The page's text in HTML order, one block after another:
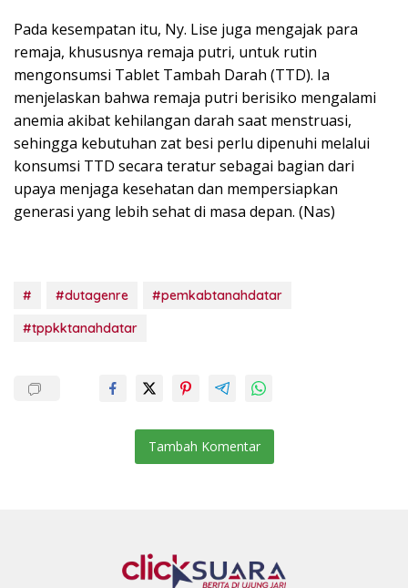
Pada kesempatan itu, Ny. Lise juga mengajak para
remaja, khususnya remaja putri, untuk rutin
mengonsumsi Tablet Tambah Darah (TTD). Ia
menjelaskan bahwa remaja putri berisiko mengalami
anemia akibat kehilangan darah saat menstruasi,
sehingga kebutuhan zat besi perlu dipenuhi melalui
konsumsi TTD secara teratur sebagai bagian dari
upaya menjaga kesehatan dan mempersiapkan
generasi yang lebih sehat di masa depan. (Nas)
# #dutagenre
#pemkabtanahdatar
#tppkktanahdatar
Tambah Komentar